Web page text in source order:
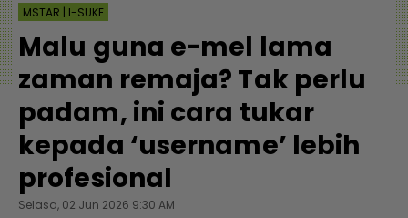
MSTAR | I-SUKE
Malu guna e-mel lama
zaman remaja? Tak perlu
padam, ini cara tukar
kepada ‘username’ lebih
profesional
Selasa, 02 Jun 2026 9:30 AM